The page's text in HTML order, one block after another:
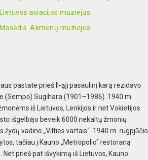
Lietuvos aviacijos muziejus
Mosėdis. Akmenų muziejus
pastate prieš II-ąjį pasaulinį karą rezidavo
(Sempo) Sugihara (1901–1986). 1940 m.
iš Lietuvos, Lenkijos ir net Vokietijos
išgelbėjo beveik 6000 nekaltų žmonių
žydų vadino „Vilties vartais“. 1940 m. rugpjūčio
tačiau į Kauno „Metropolio“ restoraną
Net prieš pat išvykimą iš Lietuvos, Kauno